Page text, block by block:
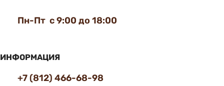
Пн-Пт с 9:00 до 18:00
ИНФОРМАЦИЯ
+7 (812) 466-68-98